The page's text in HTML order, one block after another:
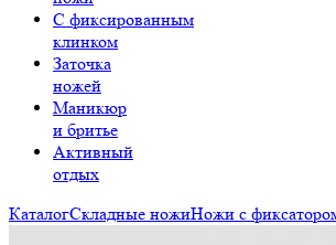
C фиксированным
клинком
Заточка
ножей
Маникюр
и бритье
Активный
отдых
КаталогСкладные ножиНожи с